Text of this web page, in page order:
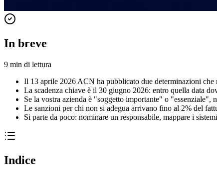
In breve
9 min di lettura
Il 13 aprile 2026 ACN ha pubblicato due determinazioni
La scadenza chiave è il 30 giugno 2026: entro quella data
Se la vostra azienda è "soggetto importante" o "essenziale",
Le sanzioni per chi non si adegua arrivano fino al 2% del
Si parte da poco: nominare un responsabile, mappare i
Indice